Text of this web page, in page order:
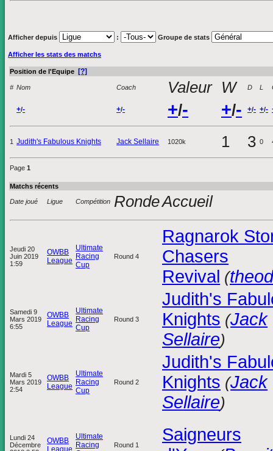
Afficher depuis : Groupe de stats
Afficher les stats des matchs
Position de l'Equipe [?]
# Nom Coach Valeur W D L
+/- +/- +/- +/- +/- +/-
1 Judith's Fabulous Knights Jack Sellaire 1020k 1 3 0
Page 1
Matchs récents
Date joué Ligue Compétition RondeAccueil
Jeudi 20
Juin 2019
1:59
OWBB
League
Ultimate
Racing
Cup
Round 4
Ragnarok
Chasers
Revival (
Samedi 9
Mars 2019
6:55
OWBB
League
Ultimate
Racing
Cup
Round 3
Judith's
Knights (Jack
Sellaire)
Mardi 5
Mars 2019
2:54
OWBB
League
Ultimate
Racing
Cup
Round 2
Judith's
Knights (Jack
Sellaire)
Lundi 24
Décembre
OWBB
League
Ultimate
Racing
Round 1
Saigneurs